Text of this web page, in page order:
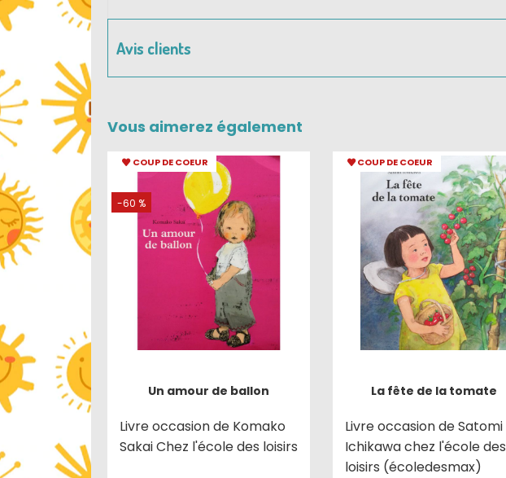
Avis clients
Vous aimerez également
-60 %
Un amour de ballon
Livre occasion de Komako
Sakai Chez l'école des loisirs
COUP DE COEUR
La fête de la tomate
Livre occasion de Satomi
Ichikawa chez l'école des
loisirs (écoledesmax)
COUP DE COEUR